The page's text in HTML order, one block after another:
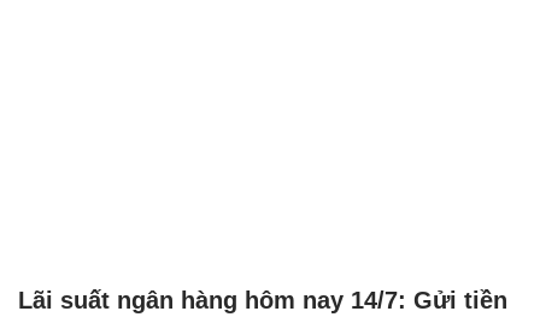
Lãi suất ngân hàng hôm nay 14/7: Gửi tiền